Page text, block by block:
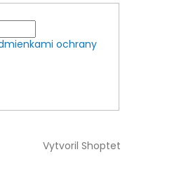
ochrany
Vytvoril Shoptet